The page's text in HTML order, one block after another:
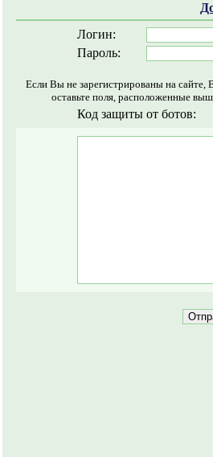
Логин:
Пароль:
Если Вы не зарегистрированы на
оставьте поля, расположенные
Код защиты от ботов: